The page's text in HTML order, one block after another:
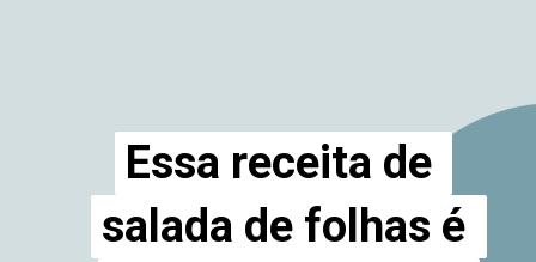
Essa receita de
salada de folhas é
Essa receita de
salada de folhas é